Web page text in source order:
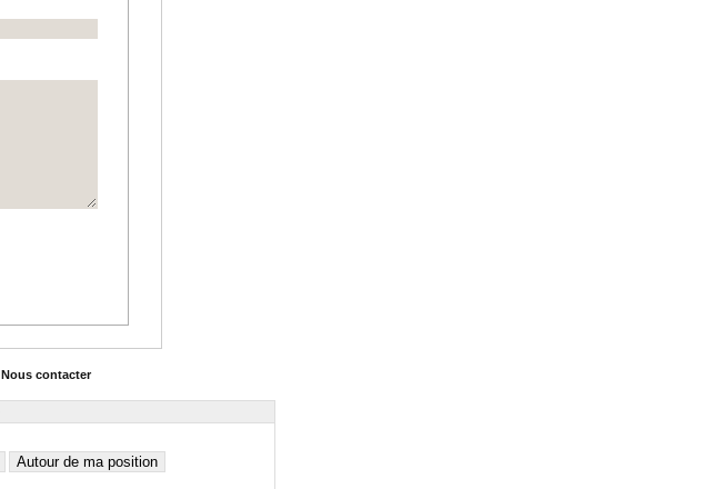
Nous contacter
Autour de ma position